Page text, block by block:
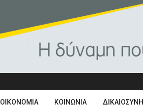
ΟΙΚΟΝΟΜΊΑ ΚΟΙΝΩΝΊΑ ΔΙΚΑΙΟΣΎΝΗ